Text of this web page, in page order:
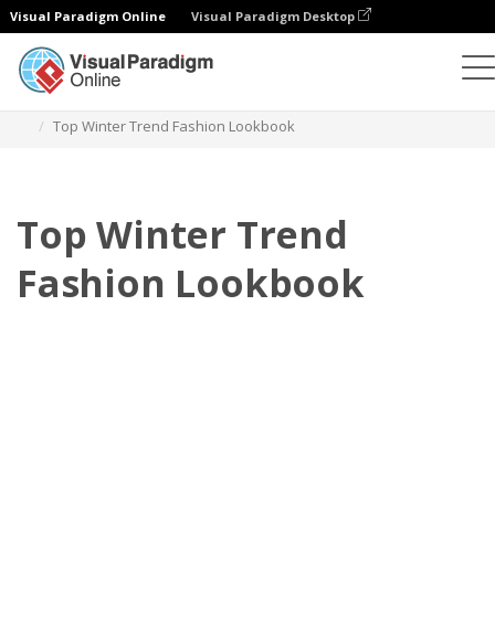
Visual Paradigm Online Visual Paradigm Desktop
Top Winter Trend Fashion Lookbook
Top Winter Trend
Fashion Lookbook